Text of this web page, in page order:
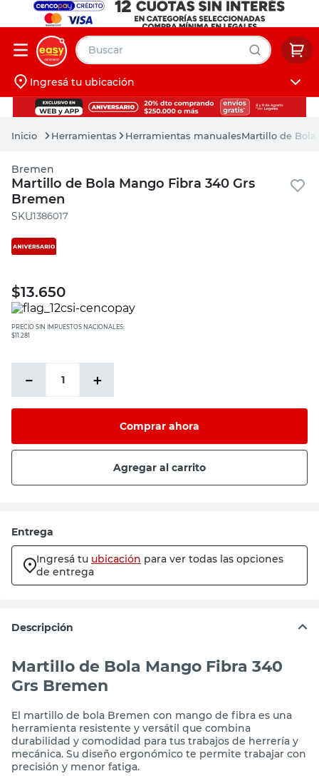
Buscar
Iniciá sesión
Ingresá tu ubicación
Herramientas Herramientas manualesMartillo de Bola
Bremen
Martillo de Bola Mango Fibra 340 Grs
Bremen
:1386017
$13.650
PRECIO SIN IMPUESTOS NACIONALES:
$11.281
＋
－
Comprar ahora
Agregar al carrito
Entrega
Ingresá tu ubicación para ver todas las opciones
de entrega
Descripción
Martillo de Bola Mango Fibra 340
Grs Bremen
El martillo de bola Bremen con mango de fibra es una
herramienta resistente y versátil que combina
durabilidad y comodidad para tus trabajos de herrería y
mecánica. Su diseño ergonómico te permite trabajar con
precisión y menor fatiga.
muebles
pintura
escritorio
puertas
placard